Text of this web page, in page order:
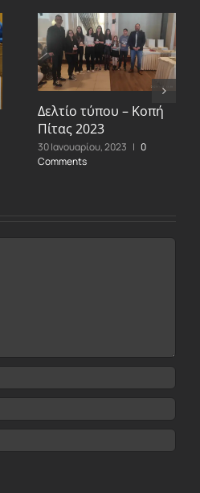
Δελτίο τύπου – Κοπή
Πίτας 2023
30 Ιανουαρίου, 2023 | 0
Comments